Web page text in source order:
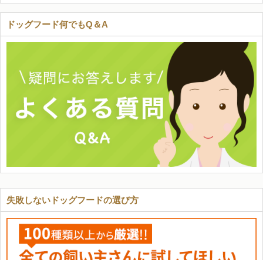
ドッグフード何でもQ＆A
失敗しないドッグフードの選び方